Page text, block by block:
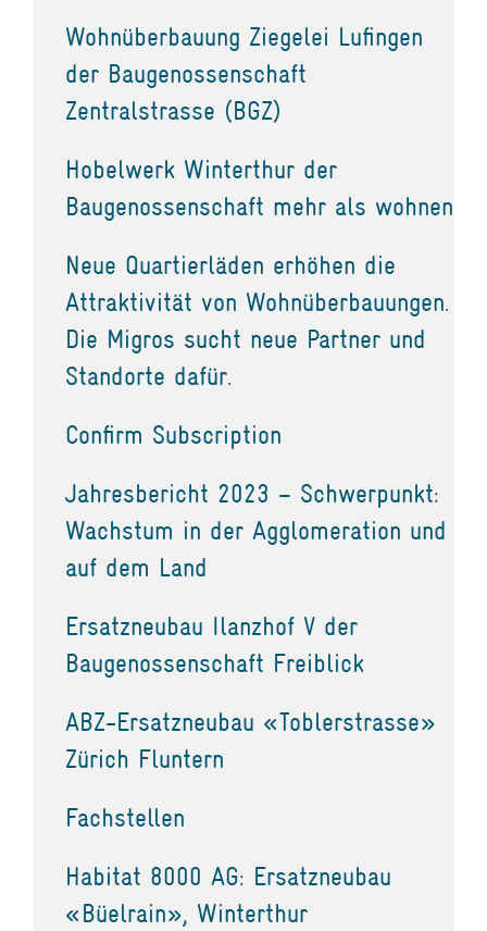
Wohnüberbauung Ziegelei Lufingen
der Baugenossenschaft
Zentralstrasse (BGZ)
Hobelwerk Winterthur der
Baugenossenschaft mehr als wohnen
Neue Quartierläden erhöhen die
Attraktivität von Wohnüberbauungen.
Die Migros sucht neue Partner und
Standorte dafür.
Confirm Subscription
Jahresbericht 2023 – Schwerpunkt:
Wachstum in der Agglomeration und
auf dem Land
Ersatzneubau Ilanzhof V der
Baugenossenschaft Freiblick
ABZ-Ersatzneubau «Toblerstrasse»
Zürich Fluntern
Fachstellen
Habitat 8000 AG: Ersatzneubau
«Büelrain», Winterthur